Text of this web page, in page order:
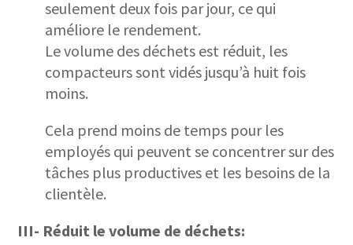
seulement deux fois par jour, ce qui
améliore le rendement.
Le volume des déchets est réduit, les
compacteurs sont vidés jusqu’à huit fois
moins.
Cela prend moins de temps pour les
employés qui peuvent se concentrer sur des
tâches plus productives et les besoins de la
clientèle.
III- Réduit le volume de déchets: